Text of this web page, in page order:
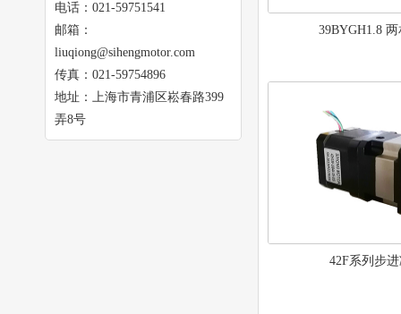
电话：021-59751541
邮箱：
liuqiong@sihengmotor.com
传真：021-59754896
地址：上海市青浦区崧春路399
弄8号
39BYGH1.8
42F系列步